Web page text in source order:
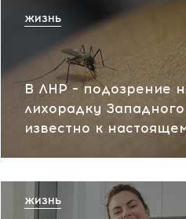
В ЛНР – подозрение
лихорадку
известно к
ЖИЗНЬ
ЖИЗНЬ